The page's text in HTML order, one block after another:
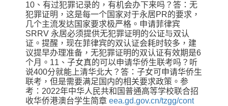
10、有过犯罪记录的，有机会办下来吗？答：无
犯罪证明，这是每一个国家对于永居PR的要求，
几个主流发达国家要求极严格。申请菲律宾
SRRV 永居必须提供无犯罪证明的公证与双认
证。提醒，现在菲律宾的双认证会耗时较多，建
议提早办理准备，无犯罪证明的双认证有效期是6
个月。11、子女真的可以申请华侨生联考吗？听
说400分就能上清华北大？答：子女可申请华侨生
联考，但是需要满足国内的相关要求政策。参
考：2022年中华人民共和国普通高等学校联合招
收华侨港澳台学生简章eea.gd.gov.cn/tzgg/cont